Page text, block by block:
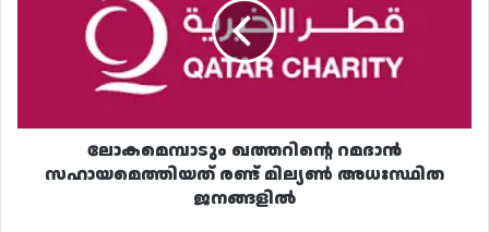
സഹായമെത്തിയത്
ലോകമെമ്പാടും ഖത്തറിന്റെ റമദാൻ
സഹായമെത്തിയത് രണ്ട് മില്യൺ അധഃസ്ഥിത
ജനങ്ങളിൽ